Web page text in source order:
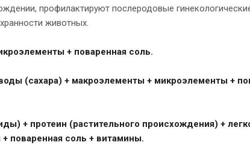
профилактируют послеродовые
животных.
+ поваренная соль.
(сахара) + макроэлементы + микроэлементы +
+ протеин (растительного происхождения) +
поваренная соль + витамины.